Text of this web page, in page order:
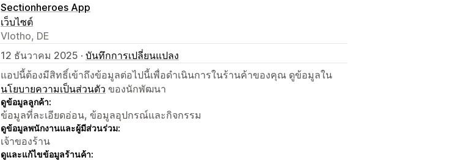
Sectionheroes App
เว็บไซต์
Vlotho, DE
12 ธันวาคม 2025 · บันทึกการเปลี่ยนแปลง
แอปนี้ต้องมีสิทธิ์เข้าถึงข้อมูลต่อไปนี้เพื่อดำเนินการในร้านค้าของคุณ ดูข้อมูลใน
นโยบายความเป็นส่วนตัว ของนักพัฒนา
ดูข้อมูลลูกค้า:
ข้อมูลที่ละเอียดอ่อน, ข้อมูลอุปกรณ์และกิจกรรม
ดูข้อมูลพนักงานและผู้มีส่วนร่วม:
เจ้าของร้าน
ดูและแก้ไขข้อมูลร้านค้า: